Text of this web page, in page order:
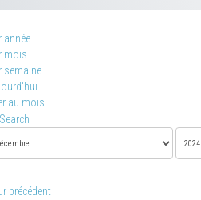
année
mois
semaine
au mois
précédent